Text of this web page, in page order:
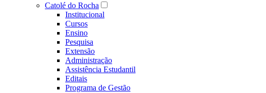
Catolé do Rocha
Institucional
Cursos
Ensino
Pesquisa
Extensão
Administração
Assistência Estudantil
Editais
Programa de Gestão